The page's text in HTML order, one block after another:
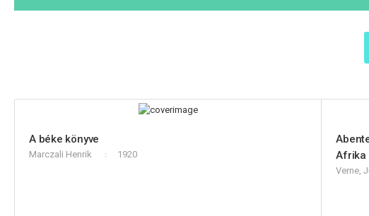
A béke könyve
Marczali Henrik 1920
Afrika
Verne,